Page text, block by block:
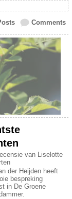
Comments
van Liselotte
der Heijden heeft
bespreking
in De Groene